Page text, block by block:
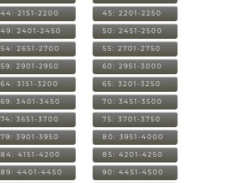
44: 2151-2200 45: 2201-2250
49: 2401-2450 50: 2451-2500
54: 2651-2700 55: 2701-2750
59: 2901-2950 60: 2951-3000
64: 3151-3200 65: 3201-3250
69: 3401-3450 70: 3451-3500
74: 3651-3700 75: 3701-3750
79: 3901-3950 80: 3951-4000
84: 4151-4200 85: 4201-4250
89: 4401-4450 90: 4451-4500